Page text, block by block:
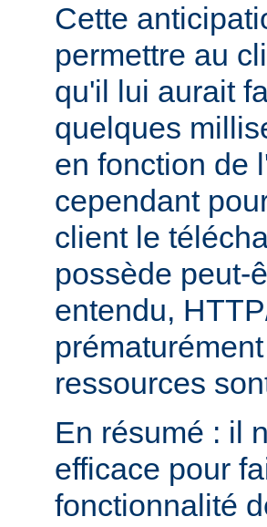
Cette
permettre au
qu'il lui aurait
quelques
en fonction de
cependant
client le
possède peut-
entendu,
ressources
En résumé : il
efficace pour
fonctionnalité